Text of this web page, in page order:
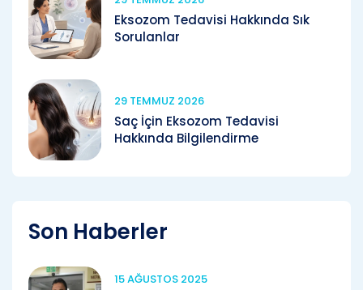
Eksozom Tedavisi Hakkında Sık
Sorulanlar
29 TEMMUZ 2026
Saç İçin Eksozom Tedavisi
Hakkında Bilgilendirme
Son Haberler
15 AĞUSTOS 2025